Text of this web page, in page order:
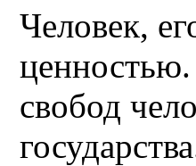
Человек,
свобод